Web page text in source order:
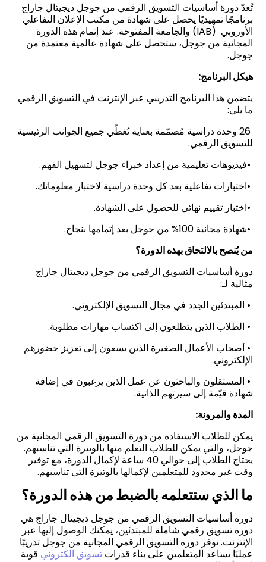
تُعدّ دورة أساسيات التسويق الرقمي من جوجل ديجيتال جاراج
برنامجًا تمهيديًا يحصل على شهادة من مكتب الإعلان التفاعلي
الأوروبي (IAB) والجامعة المفتوحة. عند إتمام هذه الدورة
المجانية من جوجل، ستحصل على شهادة عالمية معتمدة من
جوجل.
هيكل البرنامج:
يتضمن هذا البرنامج التدريبي عبر الإنترنت في التسويق الرقمي
ما يلي:
26 وحدة دراسية مُصمّمة بعناية تُغطّي جميع الجوانب الرئيسية
للتسويق الرقمي.
•فيديوهات تعليمية من إعداد خبراء جوجل لتسهيل الفهم.
•اختبارات تفاعلية بعد كل وحدة دراسية لاختبار معلوماتك.
•اختبار تقييم نهائي للحصول على الشهادة.
•شهادة مجانية 100% من جوجل بعد إتمامها بنجاح.
من يُنصح بالالتحاق بهذه الدورة؟
دورة أساسيات التسويق الرقمي من جوجل ديجيتال جاراج
مثالية لـ:
• المبتدئين الجدد في مجال التسويق الإلكتروني.
• الطلاب الذين يتطلعون إلى اكتساب مهارات مطلوبة.
• أصحاب الأعمال الصغيرة الذين يسعون إلى تعزيز حضورهم
الإلكتروني.
• المستقلون والباحثون عن عمل الذين يرغبون في إضافة
شهادة قيّمة إلى سيرتهم الذاتية.
المدة والمرونة:
يمكن للطلاب الاستفادة من دورة التسويق الرقمي المجانية من
جوجل، والتي يمكن للطلاب التعلم منها بالوتيرة التي تناسبهم.
يحتاج الطلاب إلى حوالي 40 ساعة لإكمال الدورة، مع توفير
وقت غير محدود للمتعلمين لإكمالها بالوتيرة التي تناسبهم.
ما الذي ستتعلمه بالضبط من هذه الدورة؟
دورة أساسيات التسويق الرقمي من جوجل ديجيتال جاراج هي
دورة تسويق رقمي شاملة للمبتدئين، يمكنك الوصول إليها عبر
الإنترنت. توفر دورة التسويق الرقمي المجانية من جوجل تدريبًا
عمليًا يساعد المتعلمين على بناء قدراتتسويق الكتروني قوية